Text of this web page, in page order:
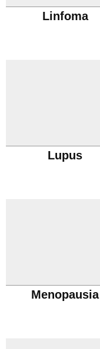
Linfoma
Lupus
Menopausia